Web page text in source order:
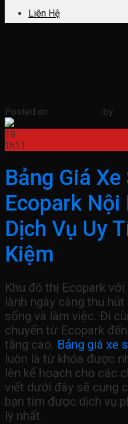
Liên Hệ
Posted on by
19
Th11
Bảng Giá
Ecopark Nội
Dịch Vụ Uy
Kiệm
Khu đô thị Ecopark
lành ngày càng thu
sống và làm việc. Đi
chuyển từ Ecopark
tăng cao. Bảng giá xe
luôn là từ khóa được
lên kế hoạch cho các
viết dưới đây sẽ cung
bạn tìm được dịch vụ
lý nhất.